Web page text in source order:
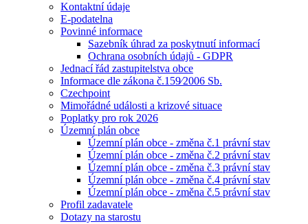
Kontaktní údaje
E-podatelna
Povinné informace
Sazebník úhrad za poskytnutí informací
Ochrana osobních údajů - GDPR
Jednací řád zastupitelstva obce
Informace dle zákona č.159⁄2006 Sb.
Czechpoint
Mimořádné události a krizové situace
Poplatky pro rok 2026
Územní plán obce
Územní plán obce - změna č.1 právní stav
Územní plán obce - změna č.2 právní stav
Územní plán obce - změna č.3 právní stav
Územní plán obce - změna č.4 právní stav
Územní plán obce - změna č.5 právní stav
Profil zadavatele
Dotazy na starostu